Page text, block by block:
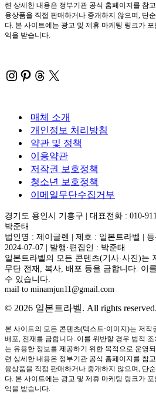
련 상세한 내용은 정부기관 공식 홈페이지를 참
융상품을 직접 판매하거나 중개하지 않으며, 단
다. 본 사이트에는 광고 및 제휴 마케팅 링크가
익을 받습니다.
Instagram
Pinterest
Threads
X
매체 소개
개인정보 처리방침
약관 및 정책
이용약관
저작권 보호정책
청소년 보호정책
이메일무단수집거부
경기도 용인시 기흥구 | 대표전화 : 010-
박준태
법인명 : 제이글렌 | 제호 : 일본트라벨 |
2024-07-07 | 발행·편집인 : 박준태
일본트라벨의 모든 콘텐츠(기사·사진)는
무단 전재, 복사, 배포 등을 금합니다. 이
수 있습니다.
mail to minamjun11@gmail.com
© 2026 일본트라벨. All rights reserved.
본 사이트의 모든 콘텐츠(텍스트·이미지)는 저
배포, 전재를 금합니다. 이를 위반할 경우 법적
는 유용한 정보를 제공하기 위한 목적으로 운영
련 상세한 내용은 정부기관 공식 홈페이지를 참
융상품을 직접 판매하거나 중개하지 않으며, 단
다. 본 사이트에는 광고 및 제휴 마케팅 링크가
익을 받습니다.